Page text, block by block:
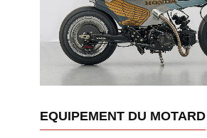
EQUIPEMENT DU MOTARD